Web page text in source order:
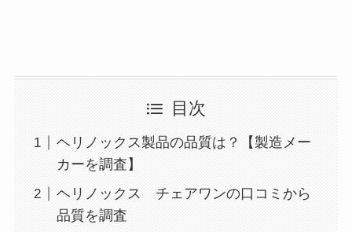
目次
ヘリノックス製品の品質は？【製造メー
カーを調査】
ヘリノックス チェアワンの口コミから
品質を調査